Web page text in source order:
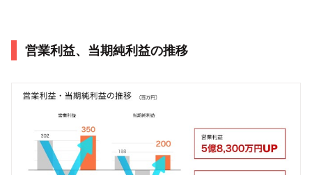
営業利益、当期純利益の推移